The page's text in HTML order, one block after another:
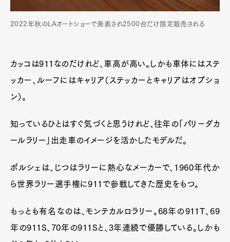
2022年秋のLAオートショーで発表され2500台だけ限定販売される
カッコは911なのだけれど、車高が高い。しかも車体にはステ
ッカー、ルーフにはキャリア（ステッカーとキャリアはオプショ
ン）。
知っているひとはすぐ気づくと思うけれど、往年の「パリ−ダカ
ールラリー」出走車のイメージを活かしたモデルだ。
ポルシェは、じつはラリーに熱心なメーカーで、1960年代か
ら世界ラリー選手権に911で参戦してきた歴史をもつ。
もっとも有名なのは、モンテカルロラリー。68年の911T、69
年の911S、70年の911Sと、3年連続で優勝している。しかも